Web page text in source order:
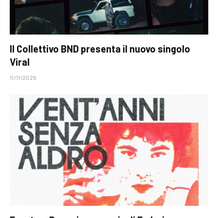
Il Collettivo BND presenta il nuovo singolo
Viral
11/11/2025